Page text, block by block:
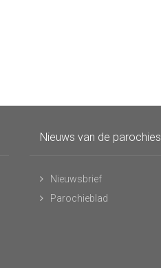
Nieuws van de parochies
Nieuwsbrief
Parochieblad